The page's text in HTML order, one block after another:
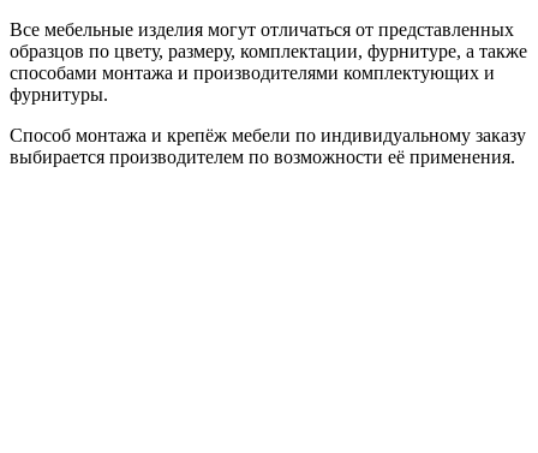
Все мебельные изделия могут отличаться от представленных
образцов по цвету, размеру, комплектации, фурнитуре, а также
способами монтажа и производителями комплектующих и
фурнитуры.
Способ монтажа и крепёж мебели по индивидуальному заказу
выбирается производителем по возможности её применения.